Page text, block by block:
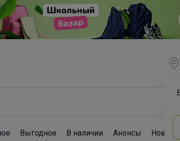
Выгодное В наличии Анонсы Новости